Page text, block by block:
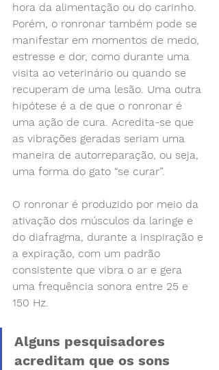
hora da alimentação ou do carinho.
Porém, o ronronar também pode se
manifestar em momentos de medo,
estresse e dor, como durante uma
visita ao veterinário ou quando se
recuperam de uma lesão. Uma outra
hipótese é a de que o ronronar é
uma ação de cura. Acredita-se que
as vibrações geradas seriam uma
maneira de autorreparação, ou seja,
uma forma do gato “se curar”.
O ronronar é produzido por meio da
ativação dos músculos da laringe e
do diafragma, durante a inspiração e
a expiração, com um padrão
consistente que vibra o ar e gera
uma frequência sonora entre 25 e
150 Hz.
Alguns pesquisadores
acreditam que os sons